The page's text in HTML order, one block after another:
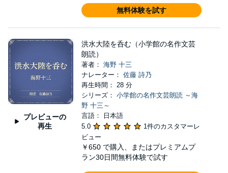
無料体験を試す
プレビューの
再生
洪水大陸を呑む（小学館の名作文芸
朗読）
著者： 海野 十三
ナレーター： 佐藤 詩乃
再生時間： 28 分
シリーズ： 小学館の名作文芸朗読 ～海
野 十三～
言語： 日本語
5.0
1件のカスタマーレ
ビュー
￥650 で購入、またはプレミアムプ
ラン30日間無料体験で試す